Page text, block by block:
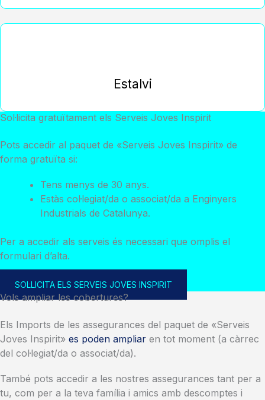
Estalvi
Sol·licita gratuïtament els Serveis Joves Inspirit
Pots accedir al paquet de «Serveis Joves Inspirit» de
forma gratuïta si:
Tens menys de 30 anys.
Estàs col·legiat/da o associat/da a Enginyers
Industrials de Catalunya.
Per a accedir als serveis és necessari que omplis el
formulari d’alta.
SOL·LICITA ELS SERVEIS JOVES INSPIRIT
Vols ampliar les cobertures?
Els Imports de les assegurances del paquet de «Serveis
Joves Inspirit» es poden ampliar en tot moment (a càrrec
del col·legiat/da o associat/da).
També pots accedir a les nostres assegurances tant per a
tu, com per a la teva família i amics amb descomptes i